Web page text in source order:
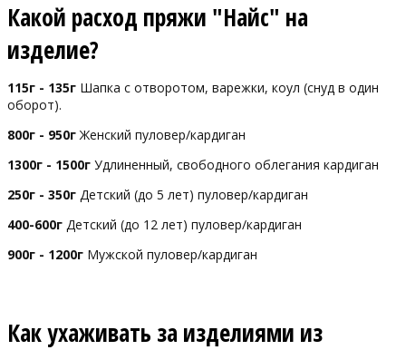
Какой расход пряжи "Найс" на
изделие?
115г - 135г Шапка с отворотом, варежки, коул (снуд в один
оборот).
800г - 950гЖенский пуловер/кардиган
1300г - 1500г Удлиненный, свободного облегания кардиган
250г - 350г Детский (до 5 лет) пуловер/кардиган
400-600г Детский (до 12 лет) пуловер/кардиган
900г - 1200г Мужской пуловер/кардиган
Как ухаживать за изделиями из